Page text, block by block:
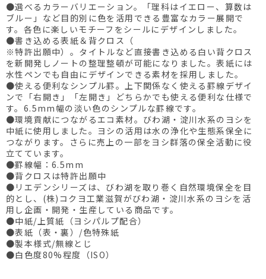
●選べるカラーバリエーション。「理科はイエロー、算数は
ブルー」など目的別に色を活用できる豊富なカラー展開で
す。各色に楽しいモチーフをシールにデザインしました。
●書き込める表紙＆背クロス（
※特許出願中）。タイトルなど直接書き込める白い背クロス
を新開発しノートの整理整頓が可能になりました。表紙には
水性ペンでも自由にデザインできる素材を採用しました。
●使える便利なシンプル罫。上下関係なく使える罫線デザイ
ンで「右開き」「左開き」どちらかでも使える便利な仕様で
す。6.5mm幅の淡い色のシンプルな罫線です。
●環境貢献につながるエコ素材。びわ湖・淀川水系のヨシを
中紙に使用しました。ヨシの活用は水の浄化や生態系保全に
つながります。さらに売上の一部をヨシ群落の保全活動に役
立てています。
●罫線幅：6.5mm
●背クロスは特許出願中
●リエデンシリーズは、びわ湖を取り巻く自然環境保全を目
的とし、(株)コクヨ工業滋賀がびわ湖・淀川水系のヨシを活
用し企画・開発・生産している商品です。
●中紙/上質紙（ヨシパルプ配合）
●表紙（表・裏）/色特殊紙
●製本様式/無線とじ
●白色度80%程度（ISO）